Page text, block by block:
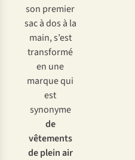
son premier
sac à dos à la
main, s’est
transformé
en une
marque qui
est
synonyme
de
vêtements
de plein air